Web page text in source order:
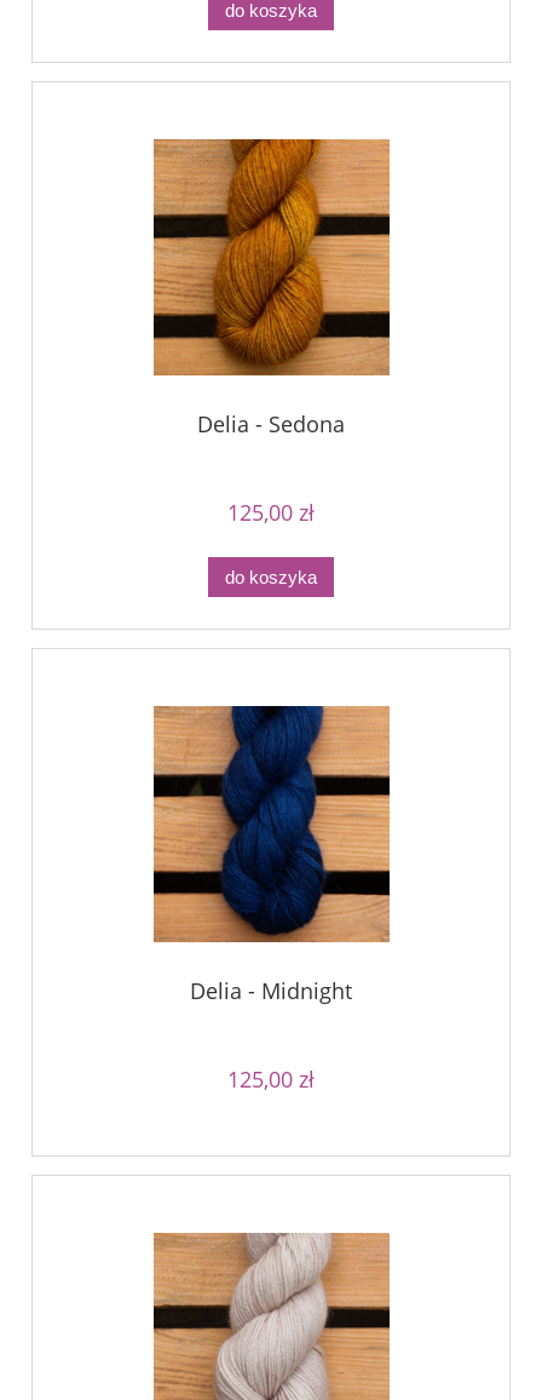
do koszyka
Delia - Sedona
125,00 zł
do koszyka
Delia - Midnight
125,00 zł